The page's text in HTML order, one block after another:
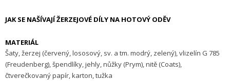
JAK SE NAŠÍVAJÍ ŽERZEJOVÉ DÍLY NA HOTOVÝ ODĚV
MATERIÁL
Šaty, žerzej (červený, lososový, sv. a tm. modrý, zelený), vlizelín G 785
(Freudenberg), špendlíky, jehly, nůžky (Prym), nitě (Coats),
čtverečkovaný papír, karton, tužka